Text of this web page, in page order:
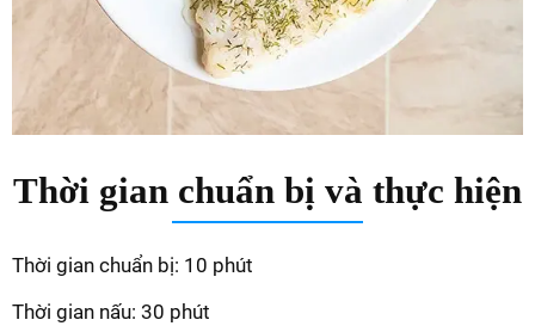
Thời gian chuẩn bị và thực hiện
Thời gian chuẩn bị: 10 phút
Thời gian nấu: 30 phút